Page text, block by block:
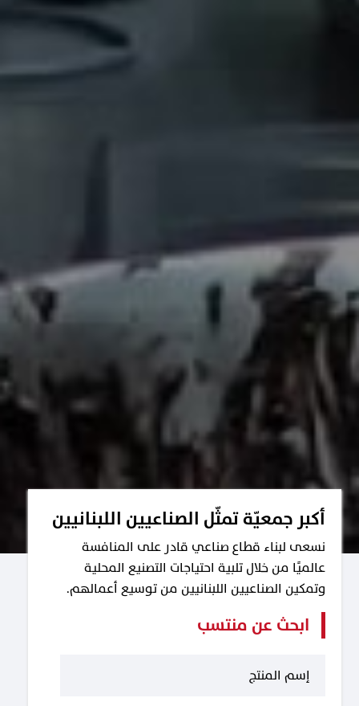
أكبر جمعيّة تمثّل الصناعيين اللبنانيين
نسعى لبناء قطاع صناعي قادر على المنافسة
عالميًا من خلال تلبية احتياجات التصنيع المحلية
وتمكين الصناعيين اللبنانيين من توسيع أعمالهم.
ابحث عن منتسب